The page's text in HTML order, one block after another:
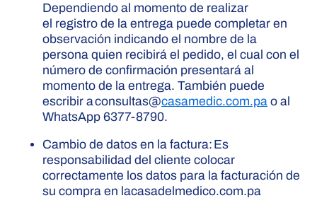
Dependiendo al momento de realizar
el registro de la entrega puede completar en
observación indicando el nombre de la
persona quien recibirá el pedido, el cual con el
número de confirmación presentará al
momento de la entrega. También puede
escribir a consultas@casamedic.com.pa o al
WhatsApp 6377-8790.
Cambio de datos en la factura: Es
responsabilidad del cliente colocar
correctamente los datos para la facturación de
su compra en lacasadelmedico.com.pa